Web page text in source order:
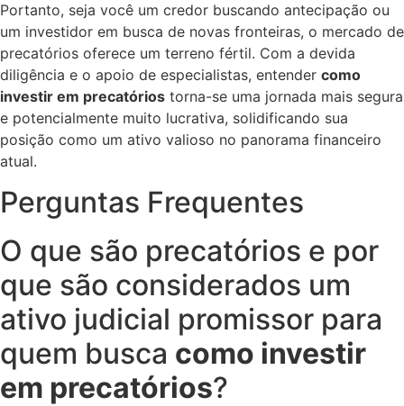
Portanto, seja você um credor buscando antecipação ou
um investidor em busca de novas fronteiras, o mercado de
precatórios oferece um terreno fértil. Com a devida
diligência e o apoio de especialistas, entender como
investir em precatórios torna-se uma jornada mais segura
e potencialmente muito lucrativa, solidificando sua
posição como um ativo valioso no panorama financeiro
atual.
Perguntas Frequentes
O que são precatórios e por
que são considerados um
ativo judicial promissor para
quem busca como investir
em precatórios?